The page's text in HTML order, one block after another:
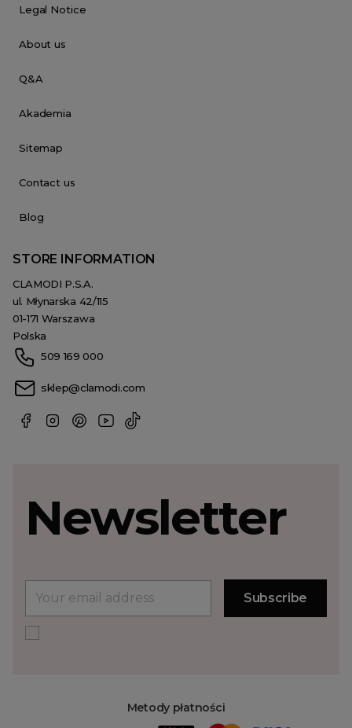
Legal Notice
About us
Q&A
Akademia
Sitemap
Contact us
Blog
STORE INFORMATION
CLAMODI P.S.A.
ul. Młynarska 42/115
01-171 Warszawa
Polska
509 169 000
sklep@clamodi.com
Metody płatności
Newsletter